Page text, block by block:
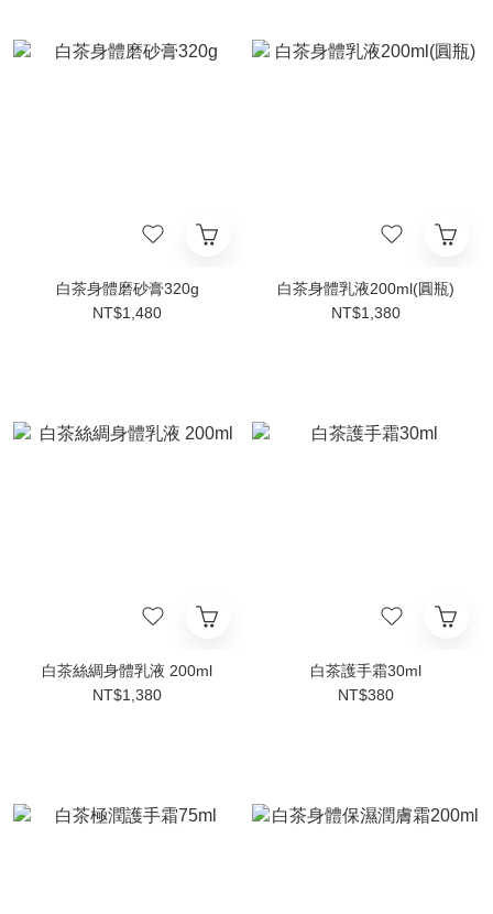
白茶身體磨砂膏320g
NT$1,480
白茶身體乳液200ml(圓瓶)
NT$1,380
白茶絲綢身體乳液 200ml
NT$1,380
白茶護手霜30ml
NT$380